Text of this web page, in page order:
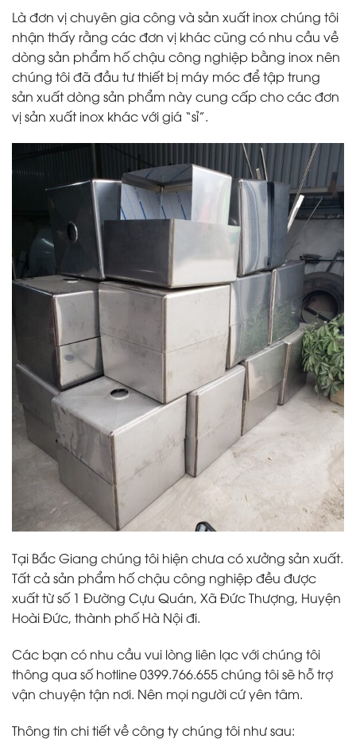
Là đơn vị chuyên gia công và sản xuất inox chúng tôi
nhận thấy rằng các đơn vị khác cũng có nhu cầu về
dòng sản phẩm hố chậu công nghiệp bằng inox nên
chúng tôi đã đầu tư thiết bị máy móc để tập trung
sản xuất dòng sản phẩm này cung cấp cho các đơn
vị sản xuất inox khác với giá “sỉ”.
Tại Bắc Giang chúng tôi hiện chưa có xưởng sản xuất.
Tất cả sản phẩm hố chậu công nghiệp đều được
xuất từ số 1 Đường Cựu Quán, Xã Đức Thượng, Huyện
Hoài Đức, thành phố Hà Nội đi.
Các bạn có nhu cầu vui lòng liên lạc với chúng tôi
thông qua số hotline 0399.766.655 chúng tôi sẽ hỗ trợ
vận chuyện tận nơi. Nên mọi người cứ yên tâm.
Thông tin chi tiết về công ty chúng tôi như sau: